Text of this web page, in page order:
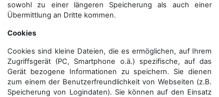
sowohl zu einer längeren Speicherung als auch einer
Übermittlung an Dritte kommen.
Cookies
Cookies sind kleine Dateien, die es ermöglichen, auf Ihrem
Zugriffsgerät (PC, Smartphone o.ä.) spezifische, auf das
Gerät bezogene Informationen zu speichern. Sie dienen
zum einem der Benutzerfreundlichkeit von Webseiten (z.B.
Speicherung von Logindaten). Sie können auf den Einsatz